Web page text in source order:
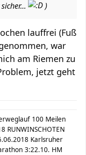
)
lauffrei (Fuß
war
am Riemen zu
jetzt geht
100 Meilen
RUNWINSCHOTEN
Karlsruher
3:22.10. HM